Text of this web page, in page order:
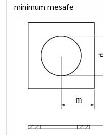
minimum mesafe